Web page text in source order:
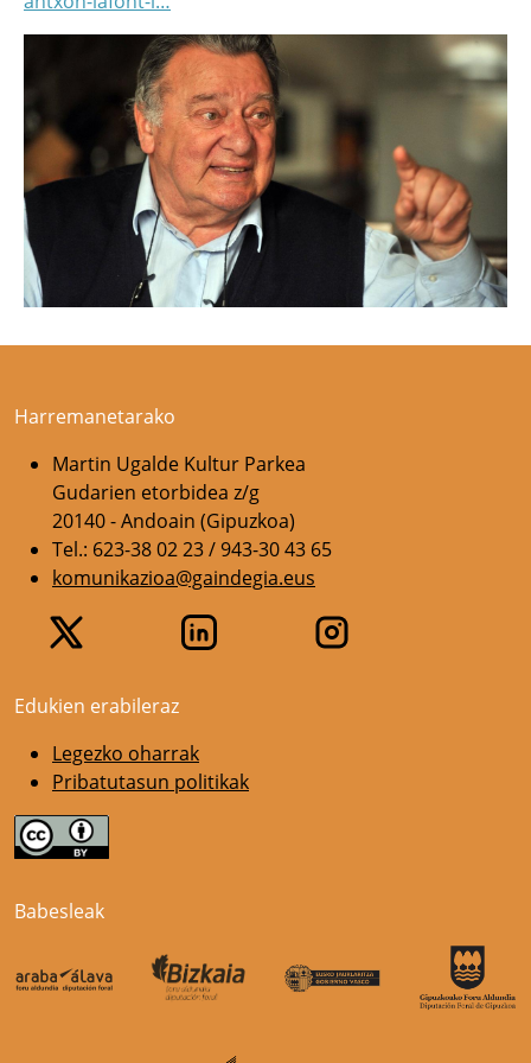
Harremanetarako
Martin Ugalde Kultur Parkea
Gudarien etorbidea z/g
20140 - Andoain (Gipuzkoa)
Tel.: 623-38 02 23 / 943-30 43 65
komunikazioa@gaindegia.eus
Edukien erabileraz
Legezko oharrak
Pribatutasun politikak
Babesleak